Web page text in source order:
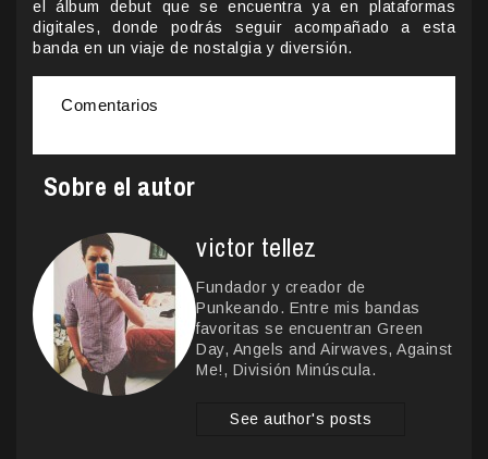
el álbum debut que se encuentra ya en plataformas
digitales, donde podrás seguir acompañado a esta
banda en un viaje de nostalgia y diversión.
Comentarios
Sobre el autor
victor tellez
Fundador y creador de
Punkeando. Entre mis bandas
favoritas se encuentran Green
Day, Angels and Airwaves, Against
Me!, División Minúscula.
See author's posts